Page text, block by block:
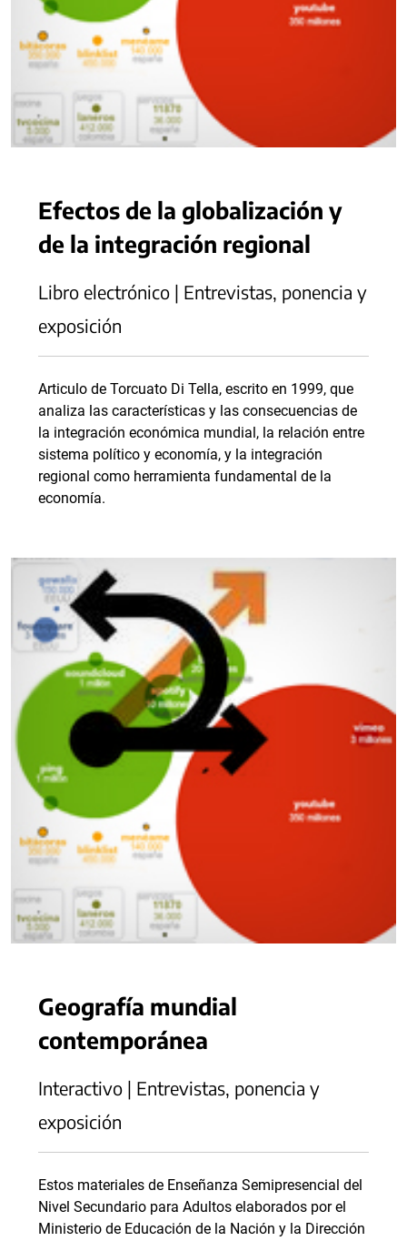
Efectos de la globalización y
de la integración regional
Libro electrónico | Entrevistas, ponencia y
exposición
Articulo de Torcuato Di Tella, escrito en 1999, que
analiza las características y las consecuencias de
la integración económica mundial, la relación entre
sistema político y economía, y la integración
regional como herramienta fundamental de la
economía.
Geografía mundial
contemporánea
Interactivo | Entrevistas, ponencia y
exposición
Estos materiales de Enseñanza Semipresencial del
Nivel Secundario para Adultos elaborados por el
Ministerio de Educación de la Nación y la Dirección